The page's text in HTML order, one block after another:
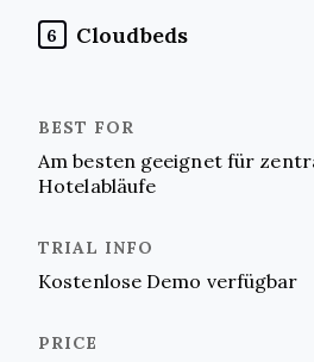
6 Cloudbeds
Am besten geeignet für
Hotelabläufe
Kostenlose Demo verfügbar